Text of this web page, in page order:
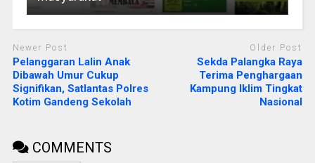
Newer Post
Pelanggaran Lalin Anak
Dibawah Umur Cukup
Signifikan, Satlantas Polres
Kotim Gandeng Sekolah
Older Post
Sekda Palangka Raya
Terima Penghargaan
Kampung Iklim Tingkat
Nasional
COMMENTS